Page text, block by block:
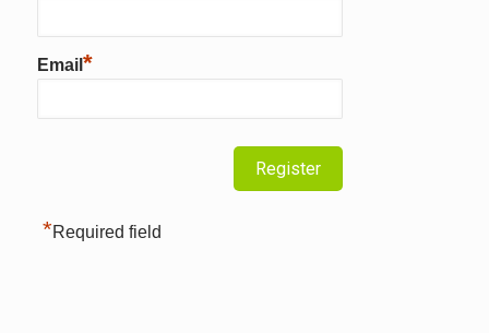
Email *
*Required field